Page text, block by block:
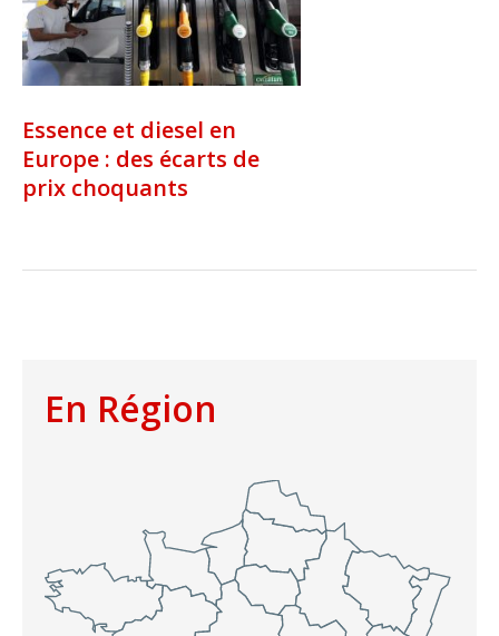
Essence et diesel en
Europe : des écarts de
prix choquants
En Région